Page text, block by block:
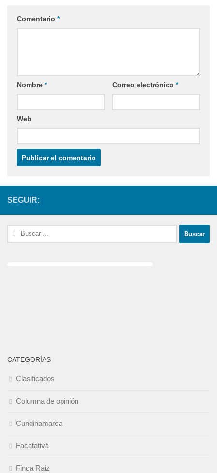
Comentario *
Nombre * Correo electrónico *
Web
SEGUIR:
Buscar:
CATEGORÍAS
Clasificados
Columna de opinión
Cundinamarca
Facatativá
Finca Raiz